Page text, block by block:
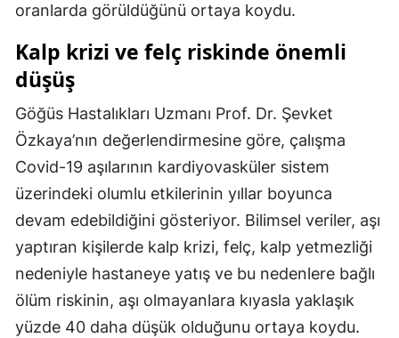
Manisa
Kahramanmaraş
Muğla
Muş
Nevşehir
Niğde
Ordu
Rize
oranlarda görüldüğünü ortaya koydu.
Kalp krizi ve felç riskinde önemli
düşüş
Göğüs Hastalıkları Uzmanı Prof. Dr. Şevket
Özkaya’nın değerlendirmesine göre, çalışma
Covid-19 aşılarının kardiyovasküler sistem
üzerindeki olumlu etkilerinin yıllar boyunca
devam edebildiğini gösteriyor. Bilimsel veriler, aşı
yaptıran kişilerde kalp krizi, felç, kalp yetmezliği
nedeniyle hastaneye yatış ve bu nedenlere bağlı
ölüm riskinin, aşı olmayanlara kıyasla yaklaşık
yüzde 40 daha düşük olduğunu ortaya koydu.